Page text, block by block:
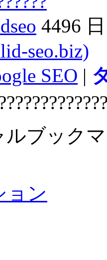
4496
seo.biz)
SEO |
ルブック
ョン